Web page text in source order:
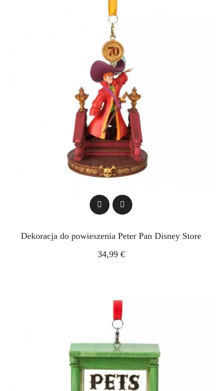
Dekoracja do powieszenia Peter Pan Disney Store
34,99 €